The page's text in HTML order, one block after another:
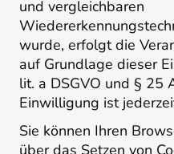
und vergleichbaren
wurde, erfolgt die
auf Grundlage dieser
lit. a DSGVO und § 25
Einwilligung ist
Sie können Ihren
über das Setzen von